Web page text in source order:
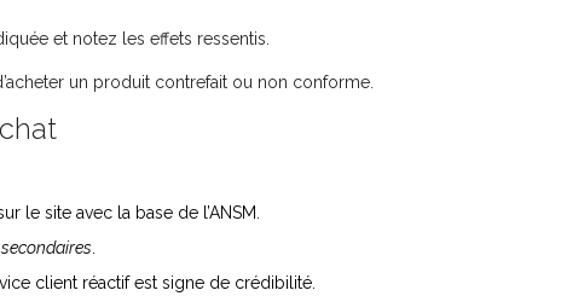
et notez les effets ressentis.
un produit contrefait ou non conforme.
le site avec la base de l’ANSM.
.
client réactif est signe de crédibilité.